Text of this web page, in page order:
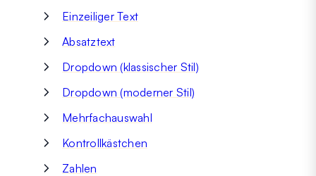
Einzeiliger Text
Absatztext
Dropdown (klassischer Stil)
Dropdown (moderner Stil)
Mehrfachauswahl
Kontrollkästchen
Zahlen